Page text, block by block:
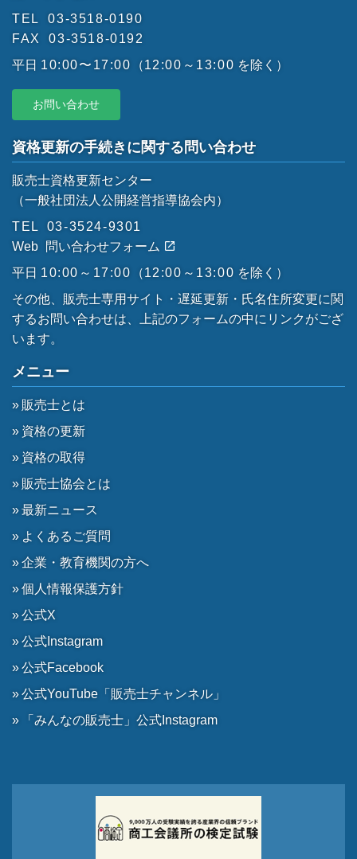
TEL
03-3518-0190
FAX
03-3518-0192
平日 10:00〜17:00 （12:00～13:00 を除く）
お問い合わせ
資格更新の手続きに関する問い合わせ
販売士資格更新センター
（一般社団法人公開経営指導協会内）
TEL
03-3524-9301
Web
問い合わせフォーム
平日 10:00～17:00 （12:00～13:00 を除く）
その他、販売士専用サイト・遅延更新・氏名住所変更に関
するお問い合わせは、上記のフォームの中にリンクがござ
います。
メニュー
販売士とは
資格の更新
資格の取得
販売士協会とは
最新ニュース
よくあるご質問
企業・教育機関の方へ
個人情報保護方針
公式X
公式Instagram
公式Facebook
公式YouTube「販売士チャンネル」
「みんなの販売士」公式Instagram